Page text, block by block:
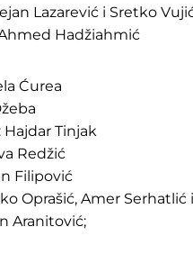
Lazarević i Sretko
Hadžiahmić
Ćurea
: Hajdar Tinjak
Redžić
Filipović
Oprašić, Amer
Aranitović;